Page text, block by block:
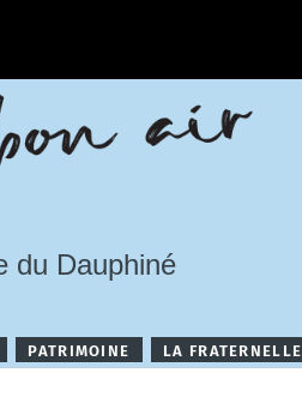
du Dauphiné
PATRIMOINE LA FRATERNELLE